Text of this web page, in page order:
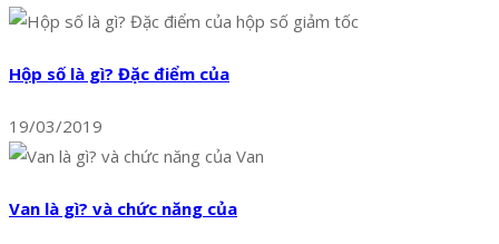
Hộp số là gì? Đặc điểm của
19/03/2019
Van là gì? và chức năng của